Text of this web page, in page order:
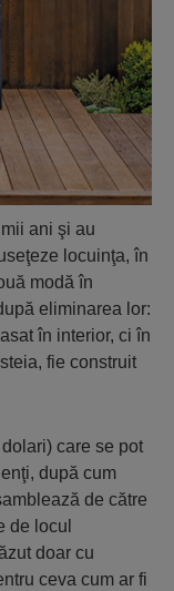
ani şi au
locuinţa, în
modă în
eliminarea lor:
în interior, ci în
fie construit
care se pot
după cum
de către
de locul
doar cu
ceva cum ar fi